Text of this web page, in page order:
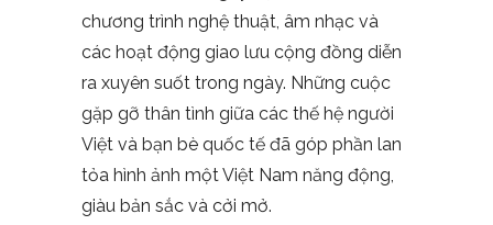
chương trình nghệ thuật, âm nhạc và
các hoạt động giao lưu cộng đồng diễn
ra xuyên suốt trong ngày. Những cuộc
gặp gỡ thân tình giữa các thế hệ người
Việt và bạn bè quốc tế đã góp phần lan
tỏa hình ảnh một Việt Nam năng động,
giàu bản sắc và cởi mở.